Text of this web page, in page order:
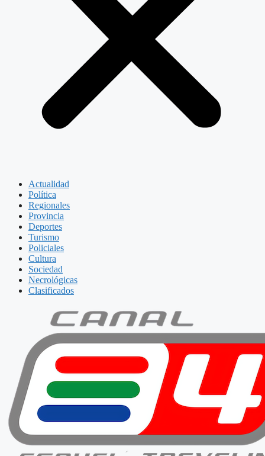
Actualidad
Política
Regionales
Provincia
Deportes
Turismo
Policiales
Cultura
Sociedad
Necrológicas
Clasificados